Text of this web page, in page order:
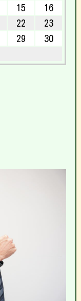
15
16
22
23
29
30